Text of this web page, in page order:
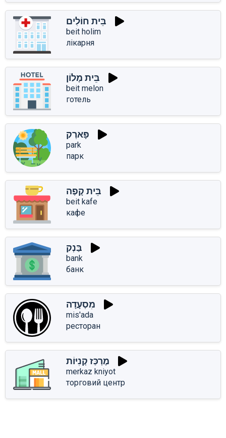
בֵּית חוֹלִים
beit holim
лікарня
בֵּית מָלוֹן
beit melon
готель
פָּארְק
park
парк
בֵּית קָפֶה
beit kafe
кафе
בַּנְק
bank
банк
מִסְעָדָה
mis'ada
ресторан
מֶרְכַּז קְנִיּוֹת
merkaz kniyot
торговий центр